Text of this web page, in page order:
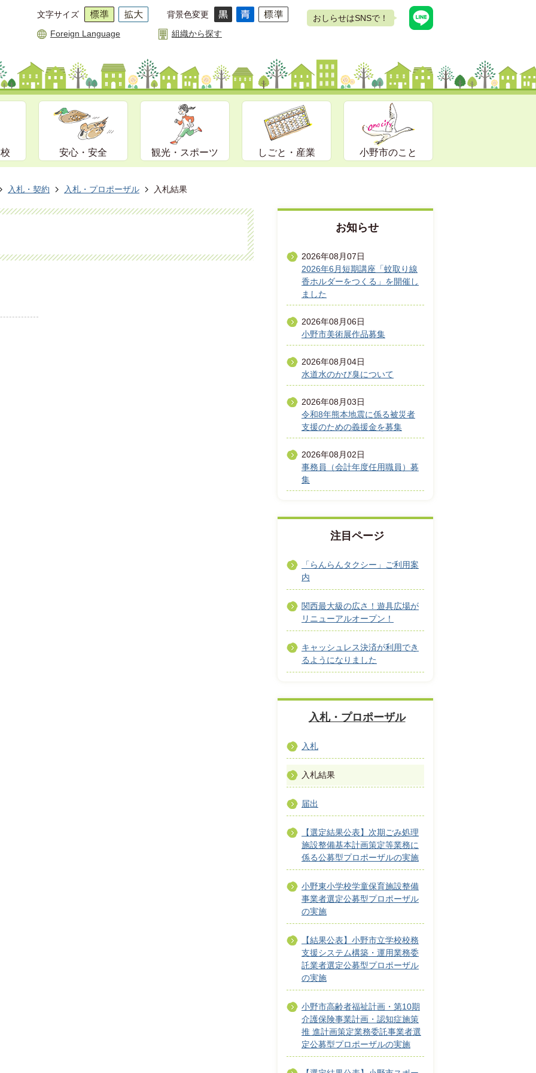
文字サイズ 背景色変更
Foreign Language 組織から探す
おしらせはSNSで！
安心・安全 観光・スポーツ しごと・産業 小野市のこと
入札・契約 入札・プロポーザル 入札結果
お知らせ
2026年08月07日
2026年6月短期講座「蚊取り線
香ホルダーをつくる」を開催し
ました
2026年08月06日
小野市美術展作品募集
2026年08月04日
水道水のかび臭について
2026年08月03日
令和8年熊本地震に係る被災者
支援のための義援金を募集
2026年08月02日
事務員（会計年度任用職員）募
集
注目ページ
「らんらんタクシー」ご利用案
内
関西最大級の広さ！遊具広場が
リニューアルオープン！
キャッシュレス決済が利用でき
るようになりました
入札・プロポーザル
入札
入札結果
届出
【選定結果公表】次期ごみ処理
施設整備基本計画策定等業務に
係る公募型プロポーザルの実施
小野東小学校学童保育施設整備
事業者選定公募型プロポーザル
の実施
【結果公表】小野市立学校校務
支援システム構築・運用業務委
託業者選定公募型プロポーザル
の実施
小野市高齢者福祉計画・第10期
介護保険事業計画・認知症施策
推 進計画策定業務委託事業者選
定公募型プロポーザルの実施